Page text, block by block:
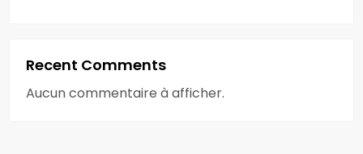
Recent Comments
Aucun commentaire à afficher.